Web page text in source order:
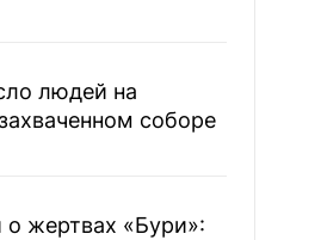
людей на
соборе
жертвах «Бури»: